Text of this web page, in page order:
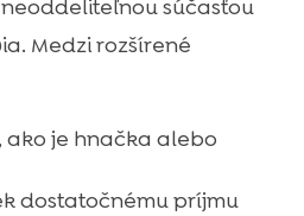
súčasťou
Medzi rozšírené
, ako je hnačka alebo
dostatočnému príjmu